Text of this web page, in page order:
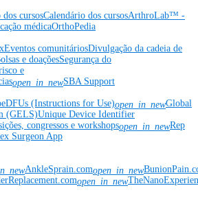
dos cursosCalendário dos cursosArthroLab™ -
médicaOrthoPedia
Eventos comunitáriosDivulgação da cadeia de
e doaçõesSegurança do
e
open_in_newSBA Support
eDFUs (Instructions for Use)open_in_newGlobal
(GELS)Unique Device Identifier
congressos e workshopsopen_in_newRep
Surgeon App
AnkleSprain.comopen_in_new
open_in_new